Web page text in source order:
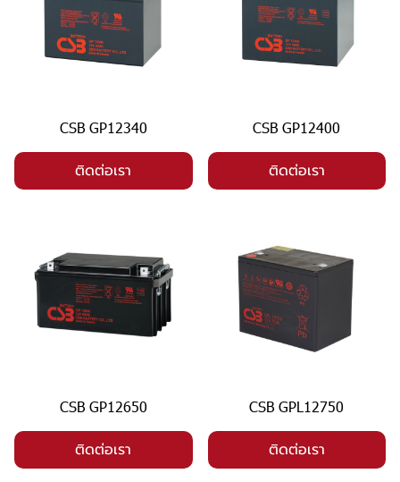
CSB GP12340
ติดต่อเรา
CSB GP12400
ติดต่อเรา
CSB GP12650
ติดต่อเรา
CSB GPL12750
ติดต่อเรา